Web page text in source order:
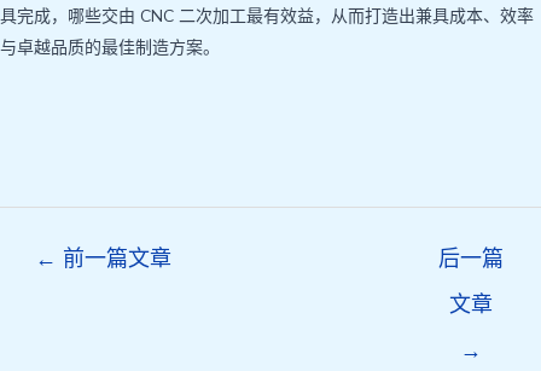
具完成，哪些交由 CNC 二次加工最有效益，从而打造出兼具成本、效率
与卓越品质的最佳制造方案。
← 前一篇文章
后一篇
文章
→